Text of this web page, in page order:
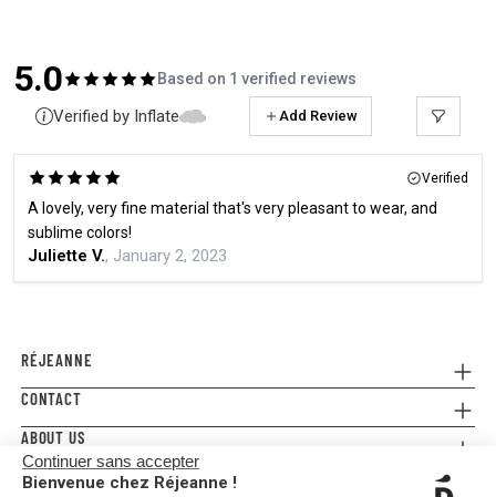
Continuer sans accepter
Bienvenue chez Réjeanne !
5.0 Based on 1 verified reviews
Verified by Inflate Add Review
Verified
A lovely, very fine material that's very pleasant to wear, and
sublime colors!
Juliette V., January 2, 2023
RÉJEANNE
Referral
Where to buy
FAQ
E-gift card
CONTACT
Contact us
Press
ABOUT US
Legal Conditions & Terms and Conditions